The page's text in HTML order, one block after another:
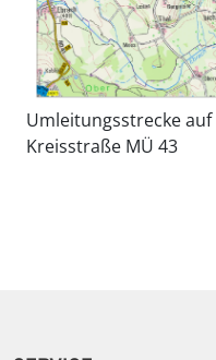
Umleitungsstrecke
Kreisstraße MÜ 43